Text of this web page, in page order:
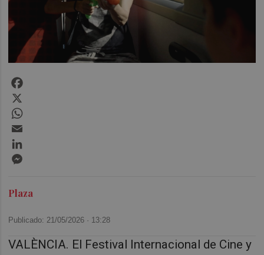
Plaza
Publicado: 21/05/2026 · 13:28
VALÈNCIA. El Festival Internacional de Cine y